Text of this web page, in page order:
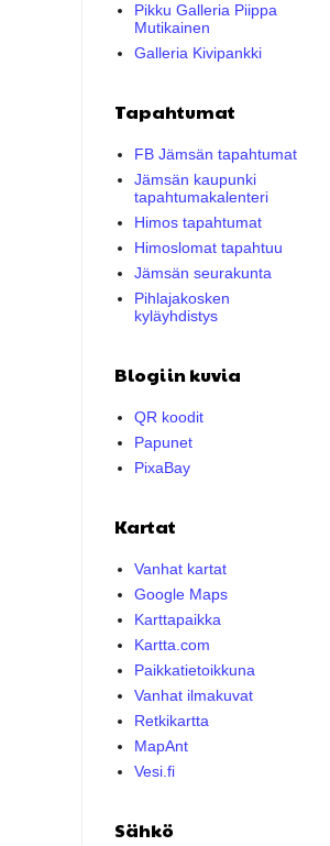
Pikku Galleria Piippa
Mutikainen
Galleria Kivipankki
Tapahtumat
FB Jämsän tapahtumat
Jämsän kaupunki
tapahtumakalenteri
Himos tapahtumat
Himoslomat tapahtuu
Jämsän seurakunta
Pihlajakosken
kyläyhdistys
Blogiin kuvia
QR koodit
Papunet
PixaBay
Kartat
Vanhat kartat
Google Maps
Karttapaikka
Kartta.com
Paikkatietoikkuna
Vanhat ilmakuvat
Retkikartta
MapAnt
Vesi.fi
Sähkö